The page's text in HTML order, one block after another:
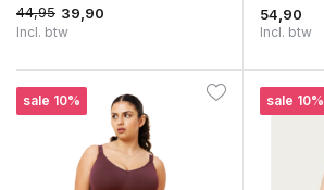
44,95 39,90
Incl. btw
54,90
Incl. btw
sale 10% sale 10%